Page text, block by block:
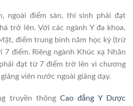
ngoài điểm sàn, thí sinh phải đạt
trở lên. Với các ngành Y đa khoa,
điểm trung bình năm học kỳ (trừ
điểm. Riêng ngành Khúc xạ Nhãn
đạt từ 7 điểm trở lên vì chương
viên nước ngoài giảng dạy.
truyền thôngCao đẳng Y Dược